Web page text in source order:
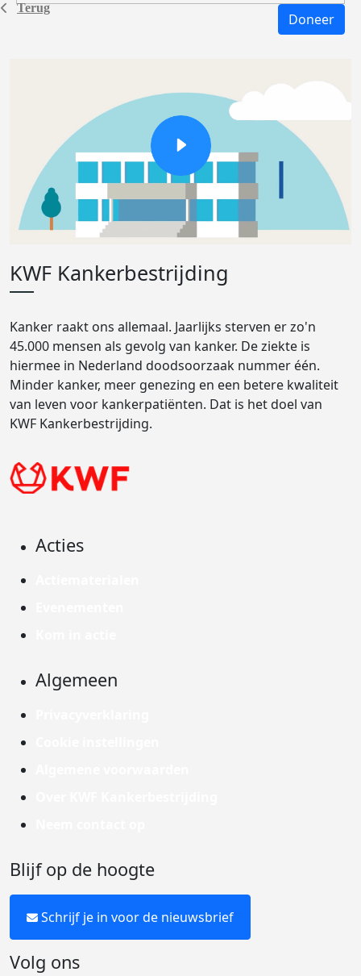
Terug
Doneer
KWF Kankerbestrijding
Kanker raakt ons allemaal. Jaarlijks sterven er zo'n
45.000 mensen als gevolg van kanker. De ziekte is
hiermee in Nederland doodsoorzaak nummer één.
Minder kanker, meer genezing en een betere kwaliteit
van leven voor kankerpatiënten. Dat is het doel van
KWF Kankerbestrijding.
Acties
Algemeen
Blijf op de hoogte
Schrijf je in voor de nieuwsbrief
Volg ons